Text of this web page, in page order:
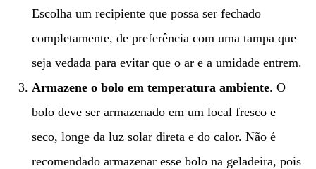
Escolha um recipiente que possa ser fechado
completamente, de preferência com uma tampa que
seja vedada para evitar que o ar e a umidade entrem.
Armazene o bolo em temperatura ambiente. O
bolo deve ser armazenado em um local fresco e
seco, longe da luz solar direta e do calor. Não é
recomendado armazenar esse bolo na geladeira, pois